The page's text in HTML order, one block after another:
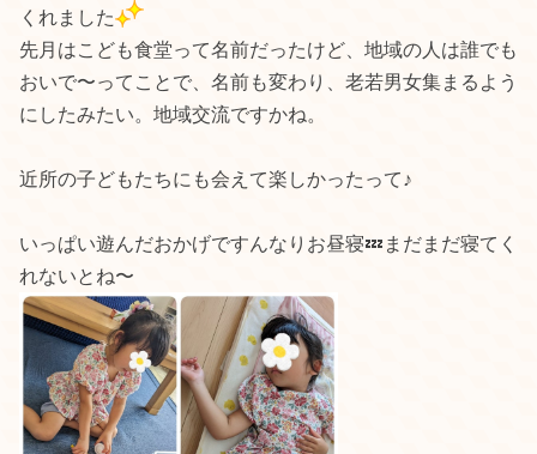
くれました
先月はこども食堂って名前だったけど、地域の人は誰でも
おいで〜ってことで、名前も変わり、老若男女集まるよう
にしたみたい。地域交流ですかね。
近所の子どもたちにも会えて楽しかったって♪
いっぱい遊んだおかげですんなりお昼寝💤まだまだ寝てく
れないとね〜